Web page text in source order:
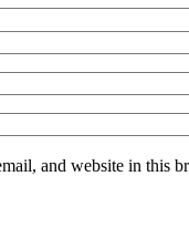
and website in this